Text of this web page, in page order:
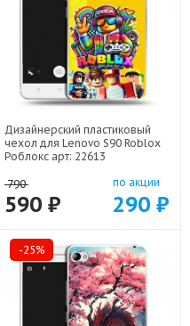
Дизайнерский пластиковый
чехол для Lenovo S90 Roblox
Роблокс арт: 22613
790
590 ₽
по акции
290 ₽
-25%